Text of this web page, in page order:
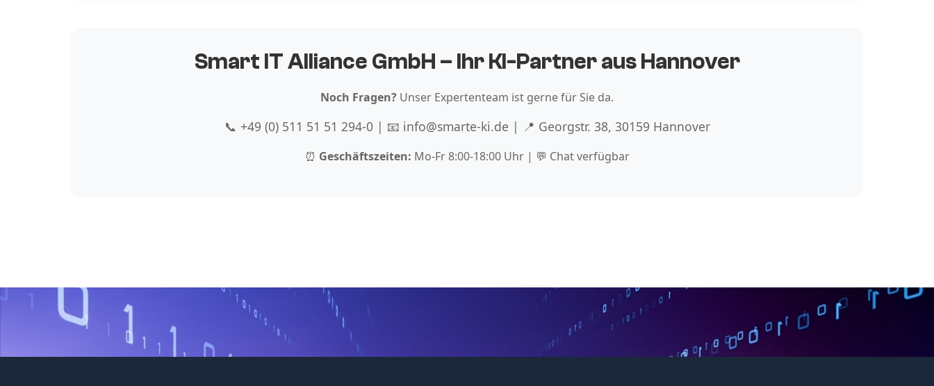
Smart IT Alliance GmbH – Ihr KI-Partner aus Hannover
Noch Fragen? Unser Expertenteam ist gerne für Sie da.
📞 +49 (0) 511 51 51 294-0 | 📧 info@smarte-ki.de | 📍 Georgstr. 38, 30159 Hannover
⏰ Geschäftszeiten: Mo-Fr 8:00-18:00 Uhr | 💬 Chat verfügbar